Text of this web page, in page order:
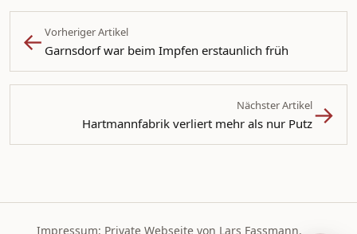
← Vorheriger Artikel
Garnsdorf war beim Impfen erstaunlich früh
Nächster Artikel
Hartmannfabrik verliert mehr als nur Putz→
Impressum: Private Webseite von Lars Fassmann.